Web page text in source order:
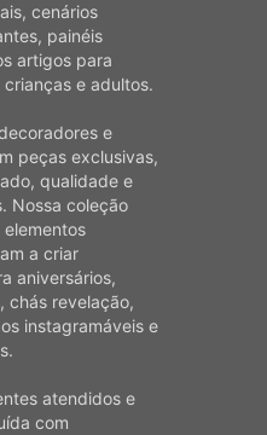
cenários
painéis
artigos para
e adultos.
e
peças exclusivas,
qualidade e
Nossa coleção
elementos
a criar
aniversários,
chás revelação,
instagramáveis e
atendidos e
com